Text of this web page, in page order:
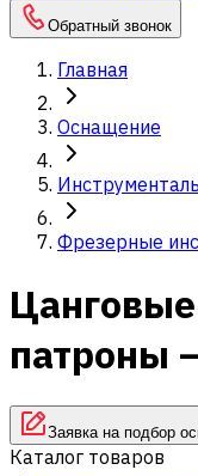
Обратный звонок
Главная
Оснащение
Фрезерные
патроны
Заявка на подбор
Каталог товаров